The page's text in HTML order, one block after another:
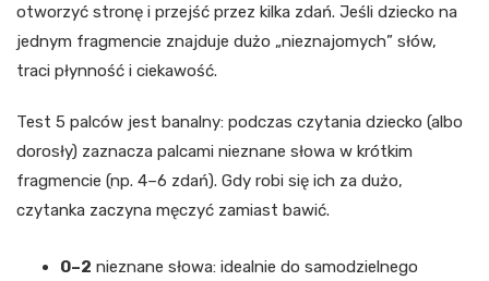
otworzyć stronę i przejść przez kilka zdań. Jeśli dziecko na
jednym fragmencie znajduje dużo „nieznajomych” słów,
traci płynność i ciekawość.
Test 5 palców jest banalny: podczas czytania dziecko (albo
dorosły) zaznacza palcami nieznane słowa w krótkim
fragmencie (np. 4–6 zdań). Gdy robi się ich za dużo,
czytanka zaczyna męczyć zamiast bawić.
0–2 nieznane słowa: idealnie do samodzielnego